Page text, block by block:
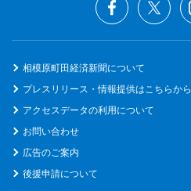
相模原町田経済新聞について
プレスリリース・情報提供はこちらから
アクセスデータの利用について
お問い合わせ
広告のご案内
後援申請について